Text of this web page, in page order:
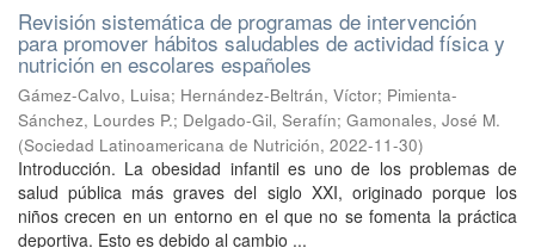
Revisión sistemática de programas de intervención
para promover hábitos saludables de actividad física y
nutrición en escolares españoles
Gámez-Calvo, Luisa; Hernández-Beltrán, Víctor; Pimienta-
Sánchez, Lourdes P.; Delgado-Gil, Serafín; Gamonales, José M.
(Sociedad Latinoamericana de Nutrición, 2022-11-30)
Introducción. La obesidad infantil es uno de los problemas de
salud pública más graves del siglo XXI, originado porque los
niños crecen en un entorno en el que no se fomenta la práctica
deportiva. Esto es debido al cambio ...